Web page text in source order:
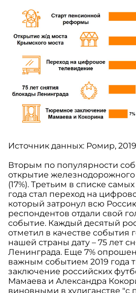
Источник данных: Ромир, 2019
Вторым по популярности
открытие
(17%). Третьим в списке
года стал переход на
который затронул всю
респондентов отдали свой
событие. Каждый десятый
отметил в качестве события
нашей страны дату – 75 лет
Ленинграда. Еще 7%
важным событием 2019 года
заключение российских
Мамаева и Александра
виновными в хулиганстве